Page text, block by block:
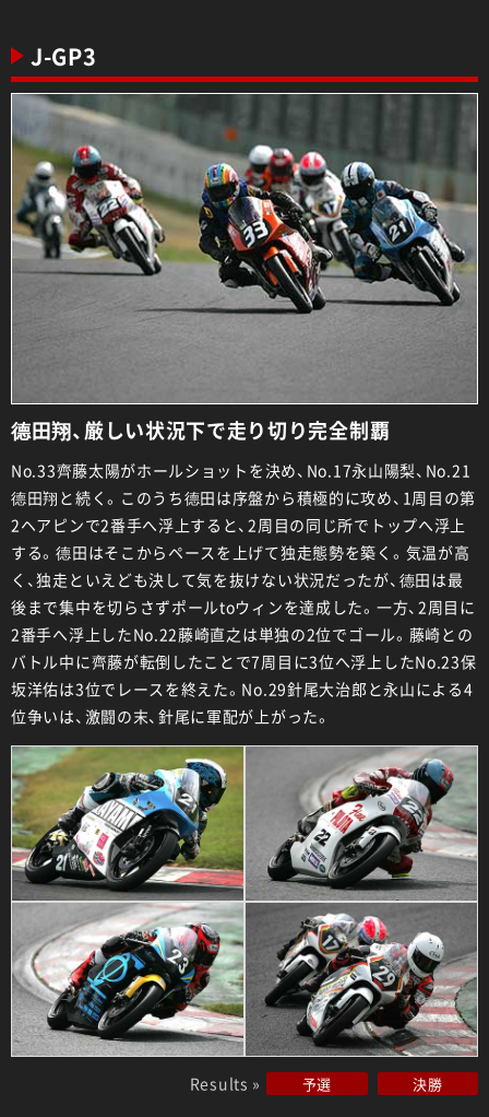
J-GP3
德田翔、厳しい状況下で走り切り完全制覇
No.33齊藤太陽がホールショットを決め、No.17永山陽梨、No.21
德田翔と続く。このうち德田は序盤から積極的に攻め、1周目の第
2ヘアピンで2番手へ浮上すると、2周目の同じ所でトップへ浮上
する。德田はそこからペースを上げて独走態勢を築く。気温が高
く、独走といえども決して気を抜けない状況だったが、德田は最
後まで集中を切らさずポールtoウィンを達成した。一方、2周目に
2番手へ浮上したNo.22藤崎直之は単独の2位でゴール。藤崎との
バトル中に齊藤が転倒したことで7周目に3位へ浮上したNo.23保
坂洋佑は3位でレースを終えた。No.29針尾大治郎と永山による4
位争いは、激闘の末、針尾に軍配が上がった。
Results » 予選 決勝